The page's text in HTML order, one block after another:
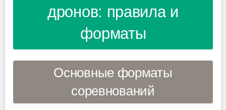
дронов: правила и
форматы
Основные форматы
соревнований